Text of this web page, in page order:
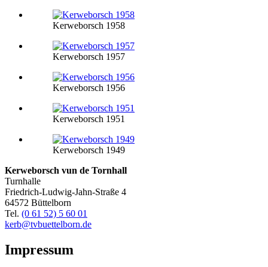
Kerweborsch 1958
Kerweborsch 1957
Kerweborsch 1956
Kerweborsch 1951
Kerweborsch 1949
Kerweborsch vun de Tornhall
Turnhalle
Friedrich-Ludwig-Jahn-Straße 4
64572 Büttelborn
Tel. (0 61 52) 5 60 01
kerb@tvbuettelborn.de
Impressum